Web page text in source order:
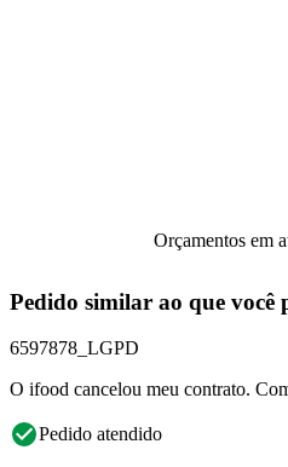
Orçamentos em
Pedido similar ao que você
6597878_LGPD
O ifood cancelou meu contrato.
Pedido atendido